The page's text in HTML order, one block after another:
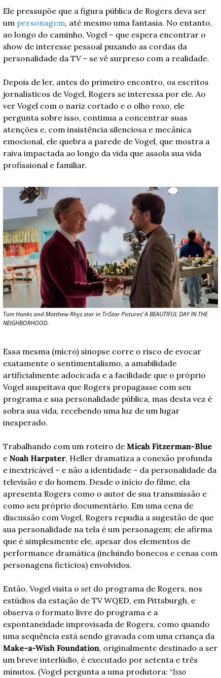
Ele pressupõe que a figura pública de Rogers deva ser
um personagem, até mesmo uma fantasia. No entanto,
ao longo do caminho, Vogel – que espera encontrar o
show de interesse pessoal puxando as cordas da
personalidade da TV – se vê surpreso com a realidade.
Depois de ler, antes do primeiro encontro, os escritos
jornalísticos de Vogel, Rogers se interessa por ele. Ao
ver Vogel com o nariz cortado e o olho roxo, ele
pergunta sobre isso, continua a concentrar suas
atenções e, com insistência silenciosa e mecânica
emocional, ele quebra a parede de Vogel, que mostra a
raiva impactada ao longo da vida que assola sua vida
profissional e familiar.
Tom Hanks and Matthew Rhys star in TriStar Pictures’ A BEAUTIFUL DAY IN THE
NEIGHBORHOOD.
Essa mesma (micro) sinopse corre o risco de evocar
exatamente o sentimentalismo, a amabilidade
artificialmente adocicada e a facilidade que o próprio
Vogel suspeitava que Rogers propagasse com seu
programa e sua personalidade pública, mas desta vez é
sobra sua vida, recebendo uma luz de um lugar
inesperado.
Trabalhando com um roteiro de Micah Fitzerman-Blue
e Noah Harpster, Heller dramatiza a conexão profunda
e inextricável – e não a identidade – da personalidade da
televisão e do homem. Desde o início do filme, ela
apresenta Rogers como o autor de sua transmissão e
como seu próprio documentário. Em uma cena de
discussão com Vogel, Rogers repudia a sugestão de que
sua personalidade na tela é um personagem; ele afirma
que é simplesmente ele, apesar dos elementos de
performance dramática (incluindo bonecos e cenas com
personagens fictícios) envolvidos.
Então, Vogel visita o set do programa de Rogers, nos
estúdios da estação de TV WQED, em Pittsburgh, e
observa o formato livre do programa e a
espontaneidade improvisada de Rogers, como quando
Make-a-Wish Foundation, originalmente destinado a ser
um breve interlúdio, é executado por setenta e três
minutos. (Vogel pergunta a uma produtora: “Isso